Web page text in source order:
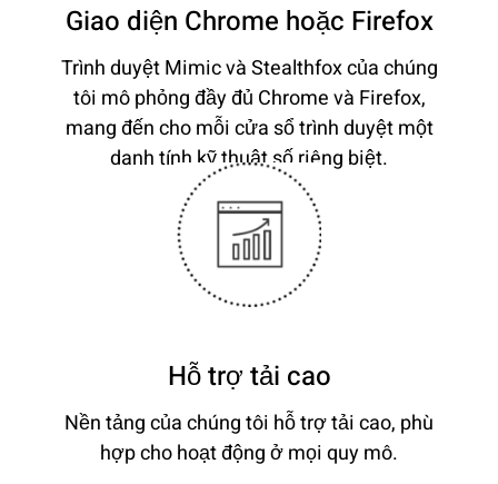
Giao diện Chrome hoặc Firefox
Trình duyệt Mimic và Stealthfox của chúng
tôi mô phỏng đầy đủ Chrome và Firefox,
mang đến cho mỗi cửa sổ trình duyệt một
danh tính kỹ thuật số riêng biệt.
Hỗ trợ tải cao
Nền tảng của chúng tôi hỗ trợ tải cao, phù
hợp cho hoạt động ở mọi quy mô.